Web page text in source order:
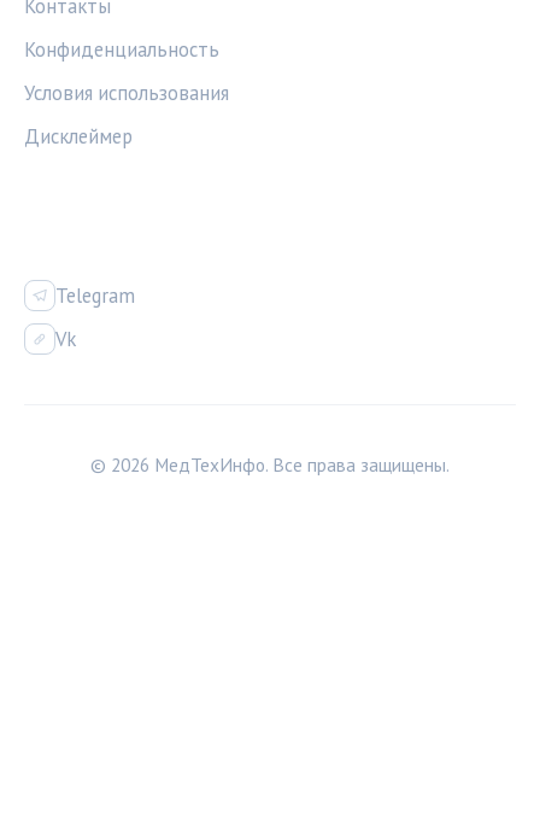
Контакты
Конфиденциальность
Условия использования
Дисклеймер
Telegram
Vk
© 2026 МедТехИнфо. Все права защищены.